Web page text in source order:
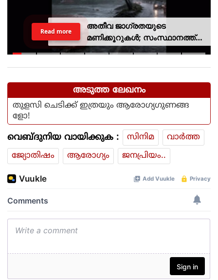
അതീവ ജാഗ്രതയുടെ
മണിക്കൂറുകൾ; സംസ്ഥാനത്ത്
റെഡ് അലർട്ട്, ശക്തമായ
Read more
അടുത്ത ലേഖനം
തുളസി ചെടിക്ക് ഇത്രയും ആരോഗ്യഗുണങ്ങ
ളോ!
വെബ്ദുനിയ വായിക്കുക : സിനിമ
വാര്‍ത്ത
ജ്യോതിഷം
ആരോഗ്യം ജനപ്രിയം..